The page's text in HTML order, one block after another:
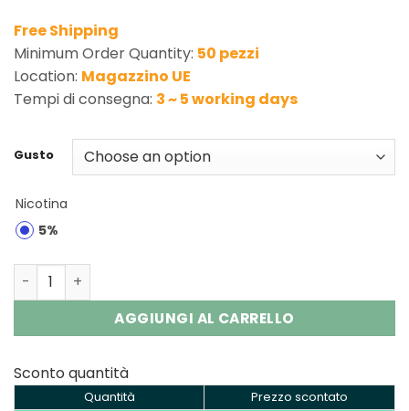
Free Shipping
Minimum Order Quantity: 50 pezzi
Location: Magazzino UE
Tempi di consegna: 3 ~ 5 working days
Gusto
Nicotina
5%
POCO SC30000 EU Warehosue | 30K Puffs Diposable
AGGIUNGI AL CARRELLO
Sconto quantità
Quantità
Prezzo scontato